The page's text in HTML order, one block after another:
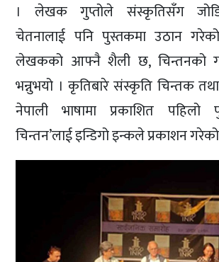
। लेखक गुप्तोले संस्कृतिसँग
चेतनालाई पनि पुस्तकमा उठान
लेखकको आफ्नै शैली छ, चिन्तनको
भन्नुभयो । कृतिबारे संस्कृति चिन्तक
नेपाली भाषामा प्रकाशित
चिन्तन’लाई इन्डिगो इन्कले प्रकाशन गरेको